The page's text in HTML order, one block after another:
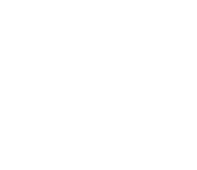
5 von 5 Sternen